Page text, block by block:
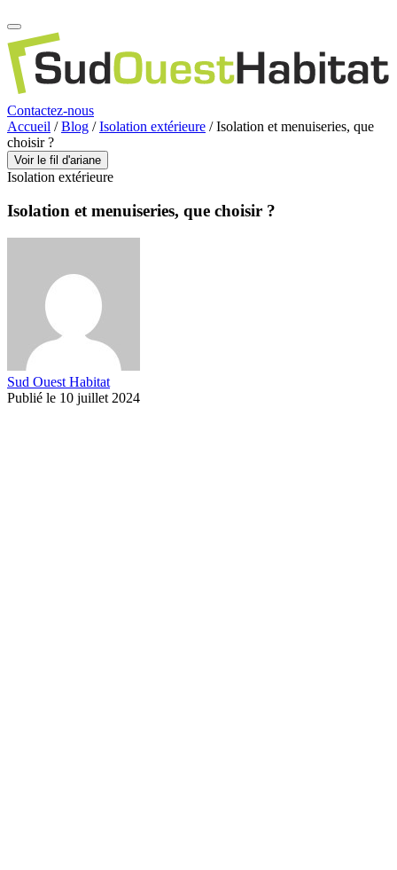
Contactez-nous
Accueil /Blog /Isolation extérieure /Isolation et menuiseries, que
choisir ?
Voir le fil d'ariane
Isolation extérieure
Isolation et menuiseries, que choisir ?
Sud Ouest Habitat
Publié le 10 juillet 2024